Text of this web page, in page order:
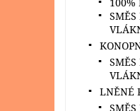
SMĚS
LNĚNÉ